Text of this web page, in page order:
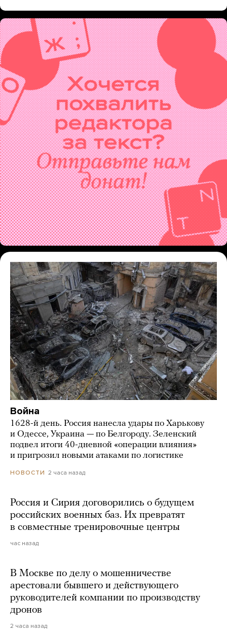
Война
1628-й день. Россия нанесла удары по Харькову
и Одессе, Украина — по Белгороду. Зеленский
подвел итоги 40-дневной «операции влияния»
и пригрозил новыми атаками по логистике
НОВОСТИ 2 часа назад
Россия и Сирия договорились о будущем
российских военных баз. Их превратят
в совместные тренировочные центры
час назад
В Москве по делу о мошенничестве
арестовали бывшего и действующего
руководителей компании по производству
дронов
2 часа назад